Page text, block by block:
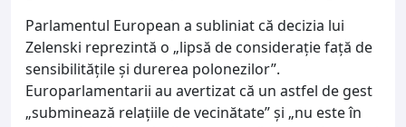
Parlamentul European a subliniat că decizia lui
Zelenski reprezintă o „lipsă de considerație față de
sensibilitățile și durerea polonezilor”.
Europarlamentarii au avertizat că un astfel de gest
„subminează relațiile de vecinătate” și „nu este în